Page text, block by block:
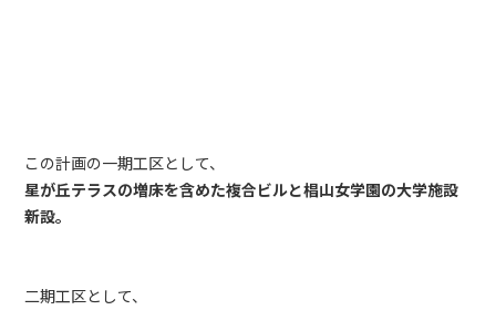
この計画の一期工区として、
星が丘テラスの増床を含めた複合ビルと椙山女学園の大学施設
新設。
二期工区として、